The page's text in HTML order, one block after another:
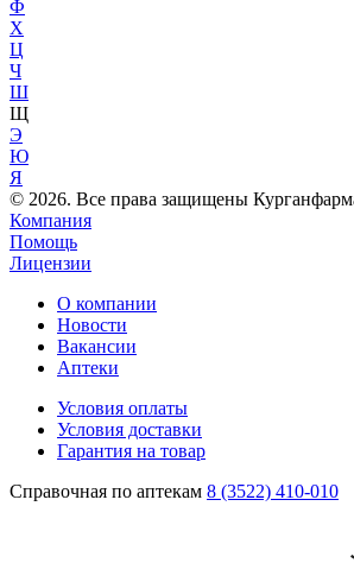
Ф
Х
Ц
Ч
Ш
Щ
Э
Ю
Я
© 2026. Все права защищены
Компания
Помощь
Лицензии
О компании
Новости
Вакансии
Аптеки
Условия оплаты
Условия доставки
Гарантия на товар
Справочная по аптекам 8 (3522) 410-010